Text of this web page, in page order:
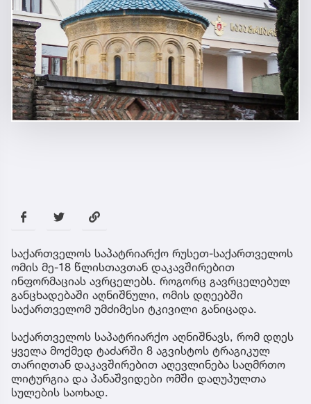
საქართველოს საპატრიარქო რუსეთ-საქართველოს
ომის მე-18 წლისთავთან დაკავშირებით
ინფორმაციას ავრცელებს. როგორც გავრცელებულ
განცხადებაში აღნიშნული, ომის დღეებში
საქართველომ უმძიმესი ტკივილი განიცადა.
საქართველოს საპატრიარქო აღნიშნავს, რომ დღეს
ყველა მოქმედ ტაძარში 8 აგვისტოს ტრაგიკულ
თარიღთან დაკავშირებით აღევლინება საღმრთო
ლიტურგია და პანაშვიდები ომში დაღუპულთა
სულების საოხად.